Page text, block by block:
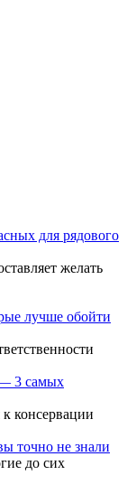
для рядового
желать
лучше обойти
3 самых
консервации
точно не знали
до сих